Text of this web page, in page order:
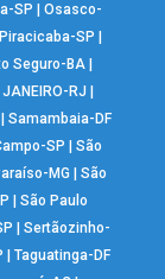
SP |Osasco-
Piracicaba-SP
Seguro-BA
JANEIRO-RJ
Samambaia-DF
SP |São
MG |São
|São Paulo
|Sertãozinho-
|Taguatinga-DF